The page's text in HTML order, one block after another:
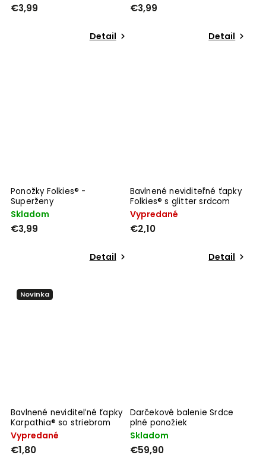
€3,99
Detail
€3,99
Detail
Ponožky Folkies® -
Superženy
Skladom
€3,99
Detail
Bavlnené neviditeľné ťapky
Folkies® s glitter srdcom
Vypredané
€2,10
Detail
Novinka
Bavlnené neviditeľné ťapky
Karpathia® so striebrom
Vypredané
€1,80
Darčekové balenie Srdce
plné ponožiek
Skladom
€59,90